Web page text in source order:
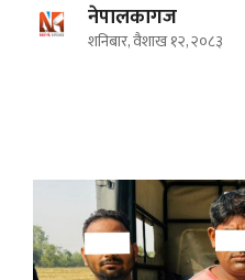
नेपालकागज
शनिबार, वैशाख १२, २०८३